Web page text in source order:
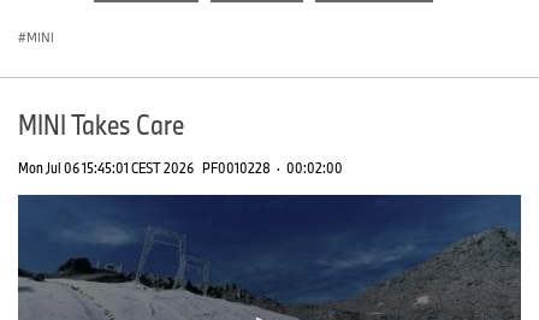
MINI
MINI Takes Care
Mon Jul 06 15:45:01 CEST 2026 PF0010228 · 00:02:00